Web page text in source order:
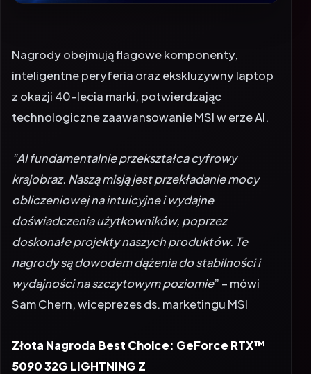
inteligentne peryferia oraz ekskluzywny laptop
z okazji 40-lecia marki, potwierdzając
technologiczne zaawansowanie MSI w erze AI.
krajobraz. Naszą misją jest przekładanie mocy
obliczeniowej na intuicyjne i wydajne
doświadczenia użytkowników, poprzez
doskonałe projekty naszych produktów. Te
nagrody są dowodem dążenia do stabilności i
wydajności na szczytowym poziomie” – mówi
Sam Chern, wiceprezes ds. marketingu MSI
5090 32G LIGHTNING Z